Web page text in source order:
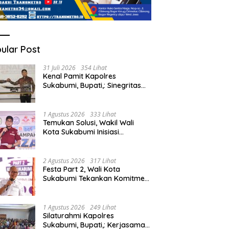
Post
31 Juli 2026 354 Lihat
Kenal Pamit Kapolres
Sukabumi, Bupati,: Sinegritas
1 Agustus 2026 333 Lihat
Temukan Solusi, Wakil Wali
Kota Sukabumi Inisiasi
2 Agustus 2026 317 Lihat
Festa Part 2, Wali Kota
Sukabumi Tekankan Komitmen
1 Agustus 2026 249 Lihat
Silaturahmi Kapolres
Sukabumi, Bupati,: Kerjasama